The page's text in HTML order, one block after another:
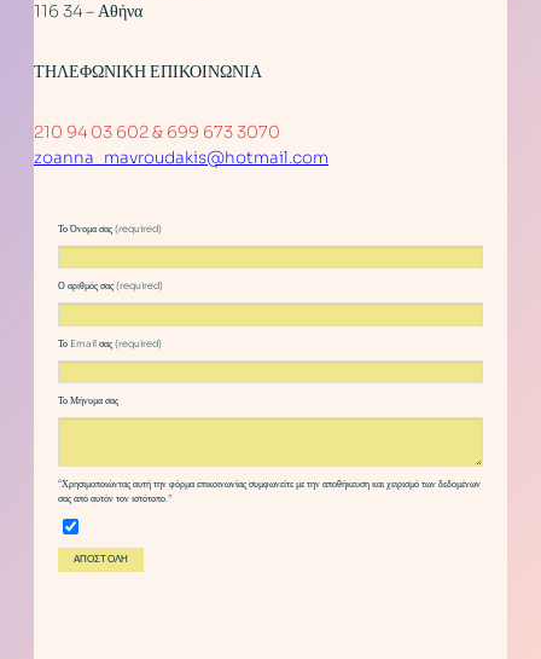
116 34 – Αθήνα
ΤΗΛΕΦΩΝΙΚΗ ΕΠΙΚΟΙΝΩΝΙΑ
210 94 03 602 & 699 673 3070
zoanna_mavroudakis@hotmail.com
Το Όνομα σας (required)
Ο αριθμός σας (required)
Το Email σας (required)
Το Μήνυμα σας
“Χρησιμοποιώντας αυτή την φόρμα επικοινωνίας συμφωνείτε με την αποθήκευση και χειρισμό των δεδομένων
σας από αυτόν τον ιστότοπο.”